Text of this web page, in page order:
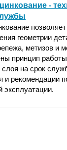
-
геометрии
метизов и
принцип
на срок
и рекомендации
эксплуатации.